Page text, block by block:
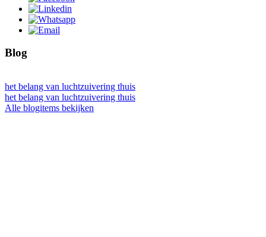
Blog
het belang van luchtzuivering thuis
het belang van luchtzuivering thuis
Alle blogitems bekijken